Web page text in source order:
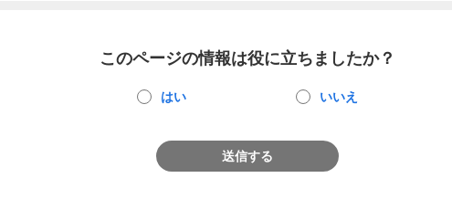
このページの情報は役に立ちましたか？
はい いいえ
送信する